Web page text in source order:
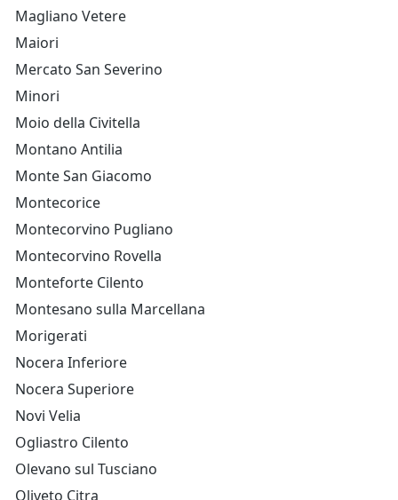
Magliano Vetere
Maiori
Mercato San Severino
Minori
Moio della Civitella
Montano Antilia
Monte San Giacomo
Montecorice
Montecorvino Pugliano
Montecorvino Rovella
Monteforte Cilento
Montesano sulla Marcellana
Morigerati
Nocera Inferiore
Nocera Superiore
Novi Velia
Ogliastro Cilento
Olevano sul Tusciano
Oliveto Citra